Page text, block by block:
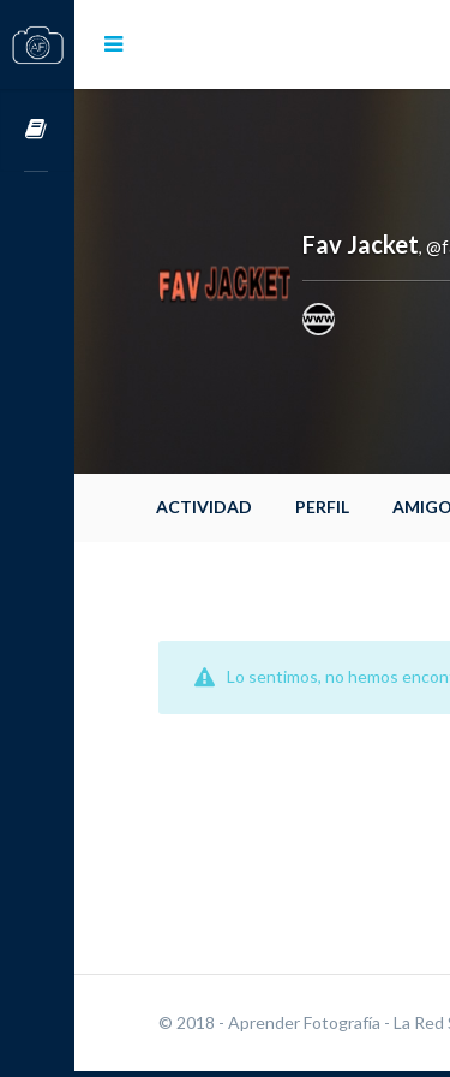
Fav Jacket,
ACTIVIDAD PERFIL
Lo sentimos, no hemos
© 2018 - Aprender Fotografía - La Red